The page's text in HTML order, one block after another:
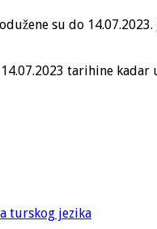
su do 14.07.2023.
tarihine kadar
turskog jezika